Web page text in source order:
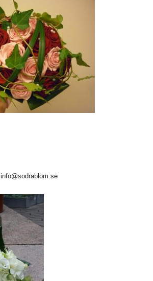
info@sodrablom.se